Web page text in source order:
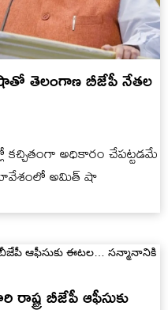
తెలంగాణ బీజేపీ నేతల
కచ్చితంగా అధికారం చేపట్టడమే
అమిత్ షా
బీజేపీ ఆఫీసుకు